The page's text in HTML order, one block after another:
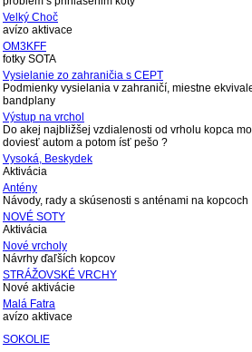
Velký Choč
avízo aktivace
OM3KFF
fotky SOTA
Vysielanie zo zahraničia s CEPT
Podmienky vysielania v zahraničí, miestne
bandplany
Výstup na vrchol
Do akej najbližšej vzdialenosti od vrholu kopca
doviesť autom a potom ísť pešo ?
Vysoká, Beskydek
Aktivácia
Antény
Návody, rady a skúsenosti s anténami na kopcoch
NOVÉ SOTY
Aktivácia
Nové vrcholy
Návrhy ďaľších kopcov
STRÁŽOVSKÉ VRCHY
Nové aktivácie
Malá Fatra
avízo aktivace
SOKOLIE